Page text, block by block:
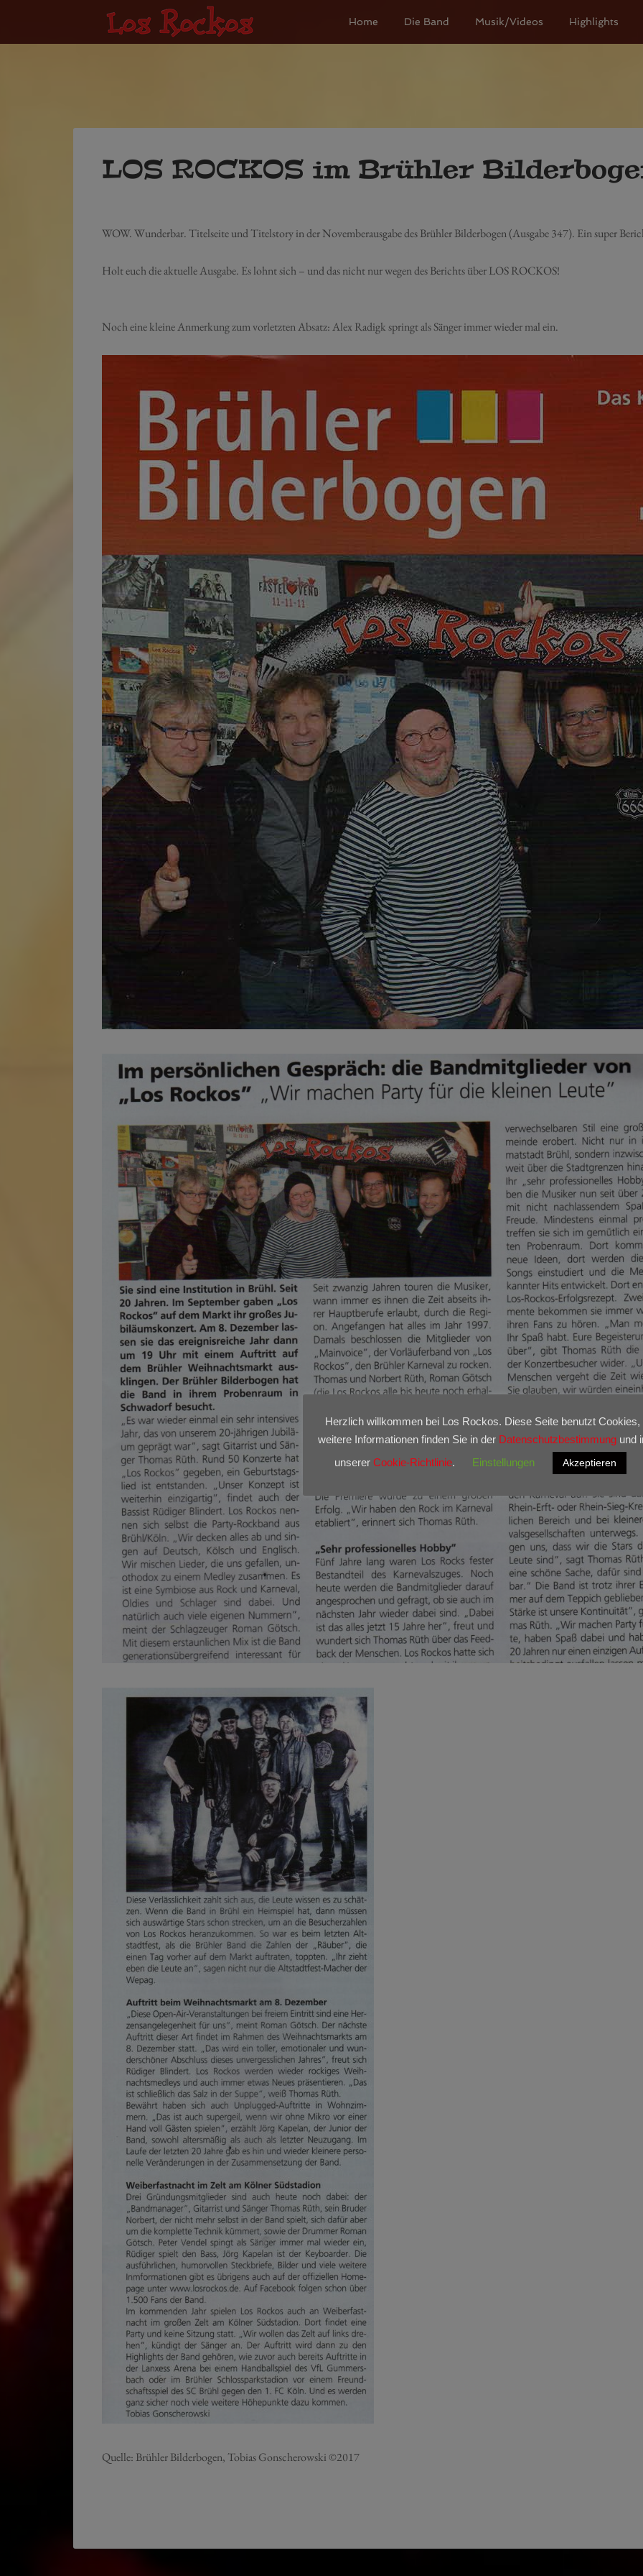
Home Die Band Musik/Videos Highlights
LOS ROCKOS im Brühler
WOW. Wunderbar. Titelseite und Titelstory in der Novemberausgabe des Brühler Bilderbogen (Ausgabe 347). Ein super
Holt euch die aktuelle Ausgabe. Es lohnt sich – und das nicht nur wegen des Berichts über LOS ROCKOS!
Noch eine kleine Anmerkung zum vorletzten Absatz:Alex Radigkspringt als Sänger immer wieder mal ein.
Quelle: Brühler Bilderbogen, Tobias Gonscherowski ©2017
Herzlich willkommen bei Los Rockos. Diese Seite benutzt Cookies,
weitere Informationen finden Sie in der Datenschutzbestimmungund
unserer Cookie-Richtlinie. Einstellungen Akzeptieren